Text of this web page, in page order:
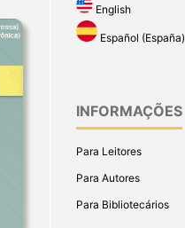
English
Español (España)
INFORMAÇÕES
Para Leitores
Para Autores
Para Bibliotecários